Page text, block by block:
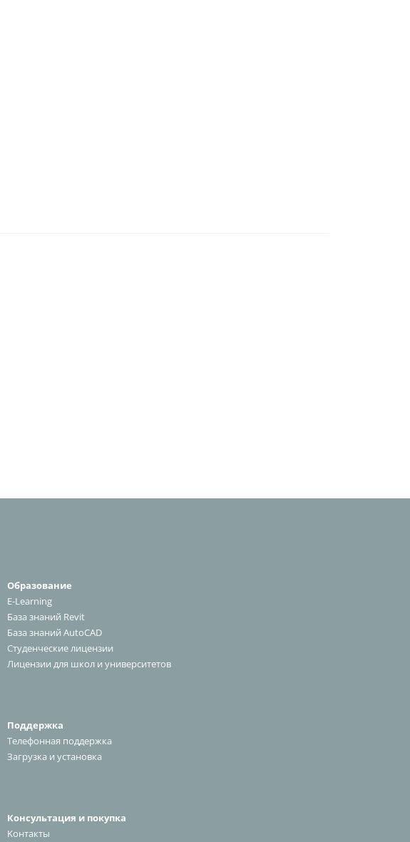
Образование
E-Learning
База знаний Revit
База знаний AutoCAD
Студенческие лицензии
Лицензии для школ и университетов
Поддержка
Телефонная поддержка
Загрузка и установка
Консультация и покупка
Kонтакты